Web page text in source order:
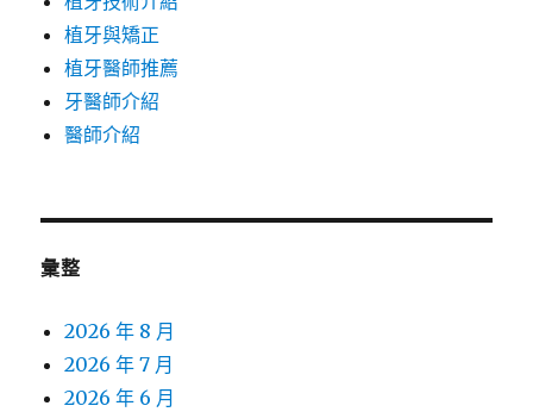
植牙與矯正
植牙醫師推薦
牙醫師介紹
醫師介紹
彙整
2026 年 8 月
2026 年 7 月
2026 年 6 月